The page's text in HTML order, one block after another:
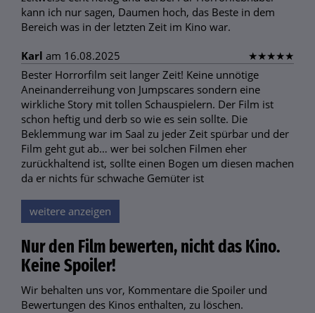
kann ich nur sagen, Daumen hoch, das Beste in dem
Bereich was in der letzten Zeit im Kino war.
Karl am 16.08.2025 ★★★★★
Bester Horrorfilm seit langer Zeit! Keine unnötige
Aneinanderreihung von Jumpscares sondern eine
wirkliche Story mit tollen Schauspielern. Der Film ist
schon heftig und derb so wie es sein sollte. Die
Beklemmung war im Saal zu jeder Zeit spürbar und der
Film geht gut ab… wer bei solchen Filmen eher
zurückhaltend ist, sollte einen Bogen um diesen machen
da er nichts für schwache Gemüter ist
weitere anzeigen
Nur den Film bewerten, nicht das Kino.
Keine Spoiler!
Wir behalten uns vor, Kommentare die Spoiler und
Bewertungen des Kinos enthalten, zu löschen.